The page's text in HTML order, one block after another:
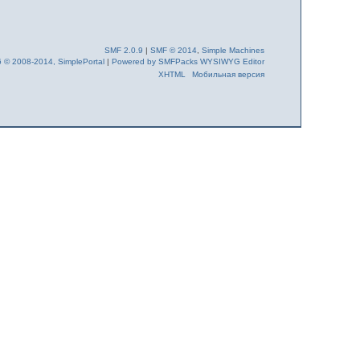
SMF 2.0.9 |SMF © 2014 ,Simple Machines
© 2008-2014, SimplePortal |Powered by SMFPacks WYSIWYG Editor
XHTML
Мобильная версия